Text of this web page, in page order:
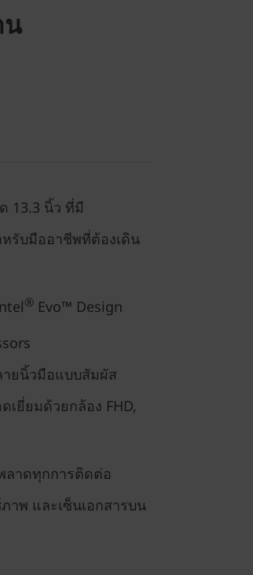
น
13.3 นิ้ว ที่มี
รับมืออาชีพที่ต้องเดิน
® Evo™ Design
ยนิ้วมือแบบสัมผัส
ยี่ยมด้วยกล้อง FHD,
ลาดทุกการติดต่อ
าพ และเซ็นเอกสารบน